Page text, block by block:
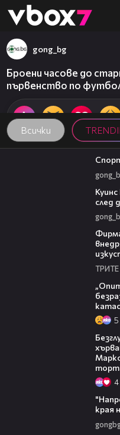
👾
Всички
gong_bg
Броени часове до
първенство по
04:09
след
5
4
края